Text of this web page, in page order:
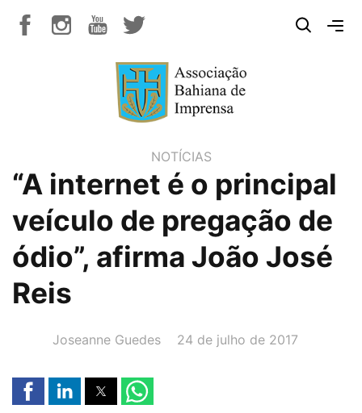
NOTÍCIAS
“A internet é o principal
veículo de pregação de
ódio”, afirma João José
Reis
AUTOR(A):
Joseanne Guedes DATA:
24 de julho de 2017